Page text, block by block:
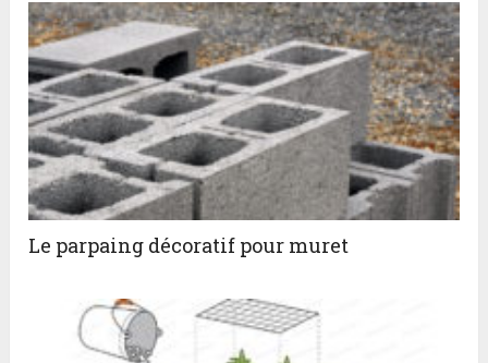
Le parpaing décoratif pour muret